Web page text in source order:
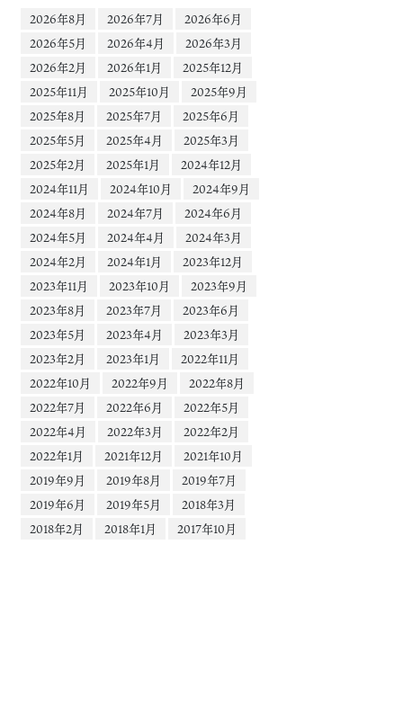
2026年8月
2026年7月
2026年6月
2026年5月
2026年4月
2026年3月
2026年2月
2026年1月
2025年12月
2025年11月
2025年10月
2025年9月
2025年8月
2025年7月
2025年6月
2025年5月
2025年4月
2025年3月
2025年2月
2025年1月
2024年12月
2024年11月
2024年10月
2024年9月
2024年8月
2024年7月
2024年6月
2024年5月
2024年4月
2024年3月
2024年2月
2024年1月
2023年12月
2023年11月
2023年10月
2023年9月
2023年8月
2023年7月
2023年6月
2023年5月
2023年4月
2023年3月
2023年2月
2023年1月
2022年11月
2022年10月
2022年9月
2022年8月
2022年7月
2022年6月
2022年5月
2022年4月
2022年3月
2022年2月
2022年1月
2021年12月
2021年10月
2019年9月
2019年8月
2019年7月
2019年6月
2019年5月
2018年3月
2018年2月
2018年1月 2017年10月